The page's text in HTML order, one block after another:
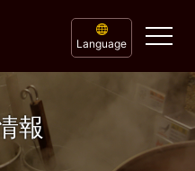
Language
報